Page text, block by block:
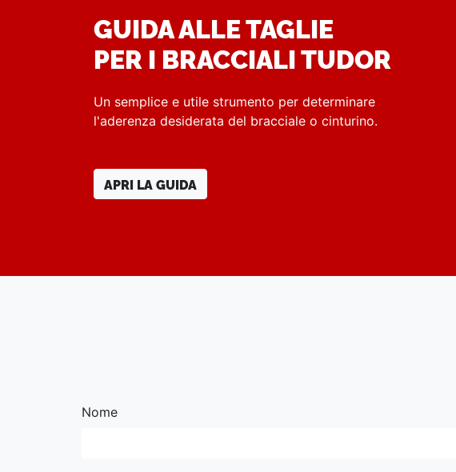
GUIDA ALLE TAGLIE
PER I BRACCIALI TUDOR
Un semplice e utile strumento per determinare
l'aderenza desiderata del bracciale o cinturino.
APRI LA GUIDA
Nome